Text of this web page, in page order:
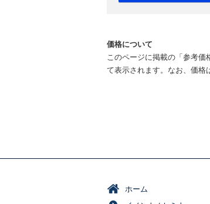
価格について
このページに掲載の「参考
て表示されます。なお、価格
ホーム